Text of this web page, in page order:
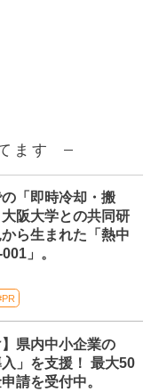
ます
「即時冷却・搬
阪大学との共同研
ら生まれた「熱中
」。
】県内中小企業の
入」を支援！ 最大50
請を受付中。